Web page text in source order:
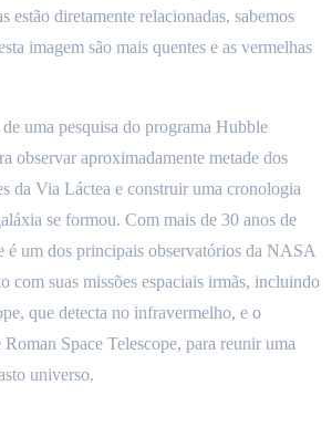
estão diretamente relacionadas, sabemos
imagem são mais quentes e as vermelhas
uma pesquisa do programa Hubble
observar aproximadamente metade dos
da Via Láctea e construir uma cronologia
se formou. Com mais de 30 anos de
é um dos principais observatórios da NASA
com suas missões espaciais irmãs, incluindo
que detecta no infravermelho, e o
Space Telescope, para reunir uma
universo.